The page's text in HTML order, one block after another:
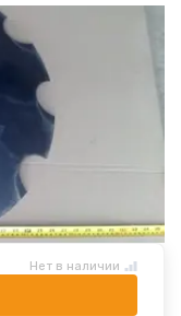
Нет в наличии